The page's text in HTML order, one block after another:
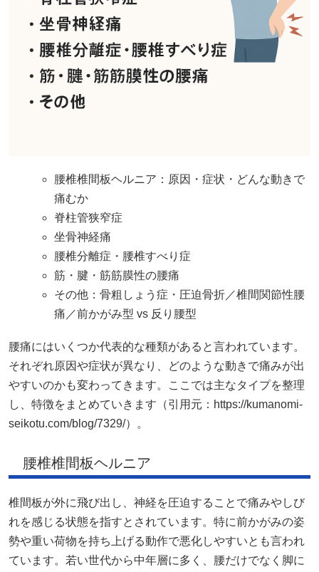
腰椎椎間板ヘルニア：原因・症状・どんな動きで
痛むか
脊柱管狭窄症
坐骨神経痛
腰椎分離症・腰椎すべり症
筋・腱・筋筋膜性の腰痛
その他：骨粗しょう症・圧迫骨折／椎間関節性腰
痛／前かがみ型 vs 反り腰型
腰痛にはいくつか代表的な種類があると言われています。
それぞれ原因や症状が異なり、どのような動きで痛みが出
やすいのかも変わってきます。ここでは主なタイプを整理
し、特徴をまとめていきます（引用元：https://kumanomi-
seikotu.com/blog/7329/）。
腰椎椎間板ヘルニア
椎間板が外に飛び出し、神経を圧迫することで痛みやしび
れを感じる状態を指すとされています。特に前かがみの姿
勢や重い荷物を持ち上げる動作で悪化しやすいとも言われ
ています。若い世代から中年層に多く、腰だけでなく脚に